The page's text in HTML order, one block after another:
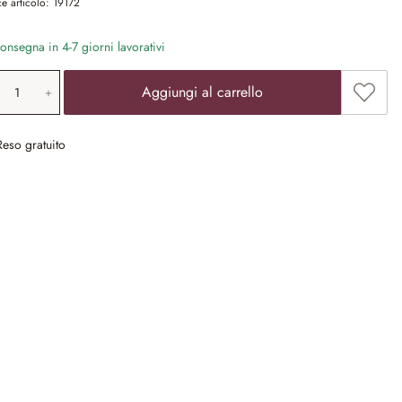
in 4-7 giorni lavorativi
prodotto: inserisci il valore
Aggiungi al carrello
gratuito